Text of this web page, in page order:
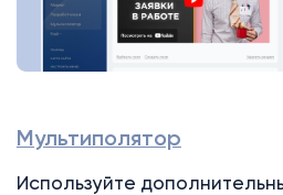
Мультиполятор
Используйте